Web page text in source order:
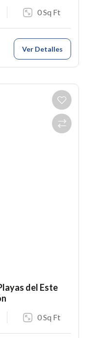
0 Sq Ft
Ver Detalles
del Este
0 Sq Ft